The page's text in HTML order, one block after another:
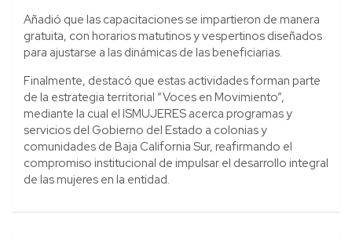
Añadió que las capacitaciones se impartieron de manera
gratuita, con horarios matutinos y vespertinos diseñados
para ajustarse a las dinámicas de las beneficiarias.
Finalmente, destacó que estas actividades forman parte
de la estrategia territorial “Voces en Movimiento”,
mediante la cual el ISMUJERES acerca programas y
servicios del Gobierno del Estado a colonias y
comunidades de Baja California Sur, reafirmando el
compromiso institucional de impulsar el desarrollo integral
de las mujeres en la entidad.